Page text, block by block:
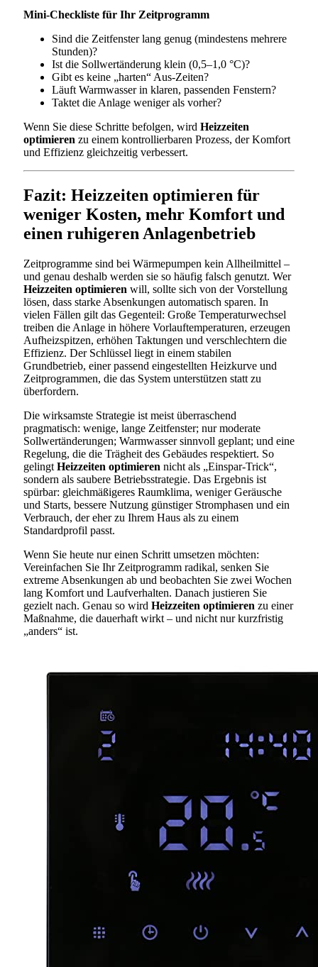
Mini-Checkliste für Ihr Zeitprogramm
Sind die Zeitfenster lang genug (mindestens mehrere
Stunden)?
Ist die Sollwertänderung klein (0,5–1,0 °C)?
Gibt es keine „harten“ Aus-Zeiten?
Läuft Warmwasser in klaren, passenden Fenstern?
Taktet die Anlage weniger als vorher?
Wenn Sie diese Schritte befolgen, wird Heizzeiten
optimieren zu einem kontrollierbaren Prozess, der Komfort
und Effizienz gleichzeitig verbessert.
Fazit: Heizzeiten optimieren für
weniger Kosten, mehr Komfort und
einen ruhigeren Anlagenbetrieb
Zeitprogramme sind bei Wärmepumpen kein Allheilmittel –
und genau deshalb werden sie so häufig falsch genutzt. Wer
Heizzeiten optimieren will, sollte sich von der Vorstellung
lösen, dass starke Absenkungen automatisch sparen. In
vielen Fällen gilt das Gegenteil: Große Temperaturwechsel
treiben die Anlage in höhere Vorlauftemperaturen, erzeugen
Aufheizspitzen, erhöhen Taktungen und verschlechtern die
Effizienz. Der Schlüssel liegt in einem stabilen
Grundbetrieb, einer passend eingestellten Heizkurve und
Zeitprogrammen, die das System unterstützen statt zu
überfordern.
Die wirksamste Strategie ist meist überraschend
pragmatisch: wenige, lange Zeitfenster; nur moderate
Sollwertänderungen; Warmwasser sinnvoll geplant; und eine
Regelung, die die Trägheit des Gebäudes respektiert. So
gelingt Heizzeiten optimieren nicht als „Einspar-Trick“,
sondern als saubere Betriebsstrategie. Das Ergebnis ist
spürbar: gleichmäßigeres Raumklima, weniger Geräusche
und Starts, bessere Nutzung günstiger Stromphasen und ein
Verbrauch, der eher zu Ihrem Haus als zu einem
Standardprofil passt.
Wenn Sie heute nur einen Schritt umsetzen möchten:
Vereinfachen Sie Ihr Zeitprogramm radikal, senken Sie
extreme Absenkungen ab und beobachten Sie zwei Wochen
lang Komfort und Laufverhalten. Danach justieren Sie
gezielt nach. Genau so wird Heizzeiten optimieren zu einer
Maßnahme, die dauerhaft wirkt – und nicht nur kurzfristig
„anders“ ist.